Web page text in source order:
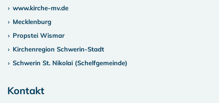
www.kirche-mv.de
Mecklenburg
Propstei Wismar
Kirchenregion Schwerin-Stadt
Schwerin St. Nikolai (Schelfgemeinde)
Kontakt